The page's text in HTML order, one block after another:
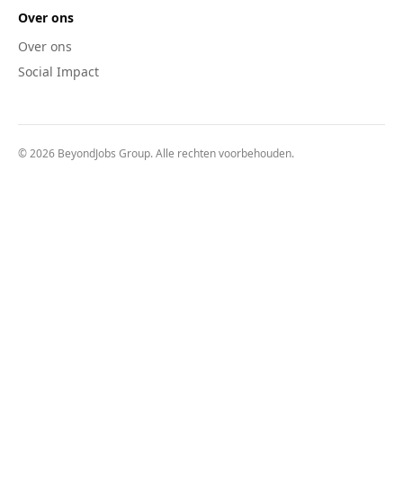
Over ons
Over ons
Social Impact
© 2026 BeyondJobs Group. Alle rechten voorbehouden.